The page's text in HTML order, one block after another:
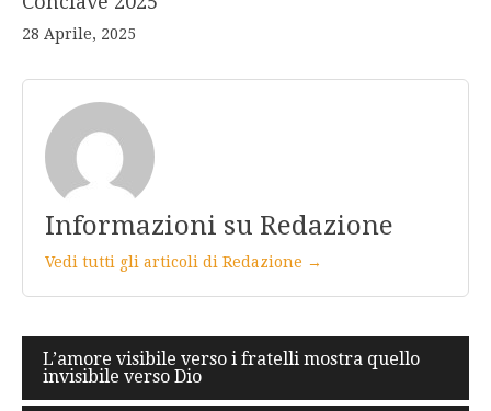
28 Aprile, 2025
Informazioni su Redazione
Vedi tutti gli articoli di Redazione →
Navigazione
articoli
L’amore visibile verso i fratelli mostra quello
invisibile verso Dio